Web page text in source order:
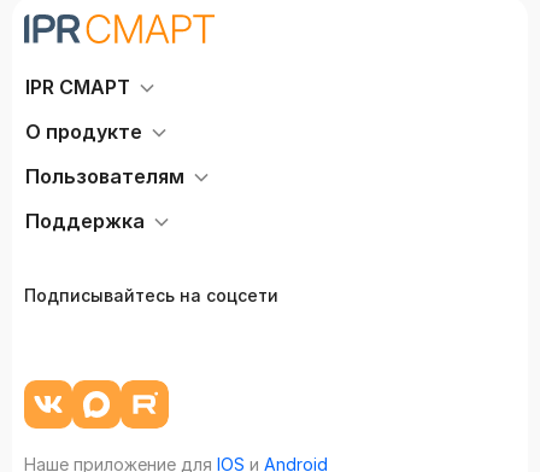
IPR СМАРТ
О продукте
Пользователям
Поддержка
Подписывайтесь на соцсети
Наше приложение для IOS и Android